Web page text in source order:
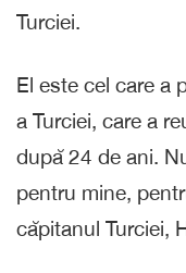
Turciei.
El este cel care a
a Turciei, care a
după 24 de ani.
pentru mine,
căpitanul Turciei,